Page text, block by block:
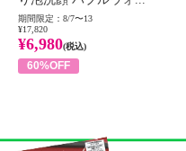
期間限定：8/7〜13
¥17,820
¥6,980(税込)
60%OFF